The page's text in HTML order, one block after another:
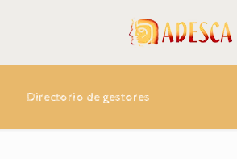
Directorio de gestores